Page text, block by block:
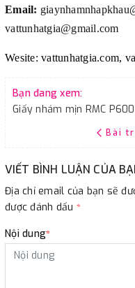
Email:
vattunhatgia@gmail.com
Wesite: vattunhatgia.com,
Bạn đang xem:
Bài
VIẾT BÌNH LUẬN CỦA
Địa chỉ email của bạn sẽ
được đánh dấu *
Nội dung*